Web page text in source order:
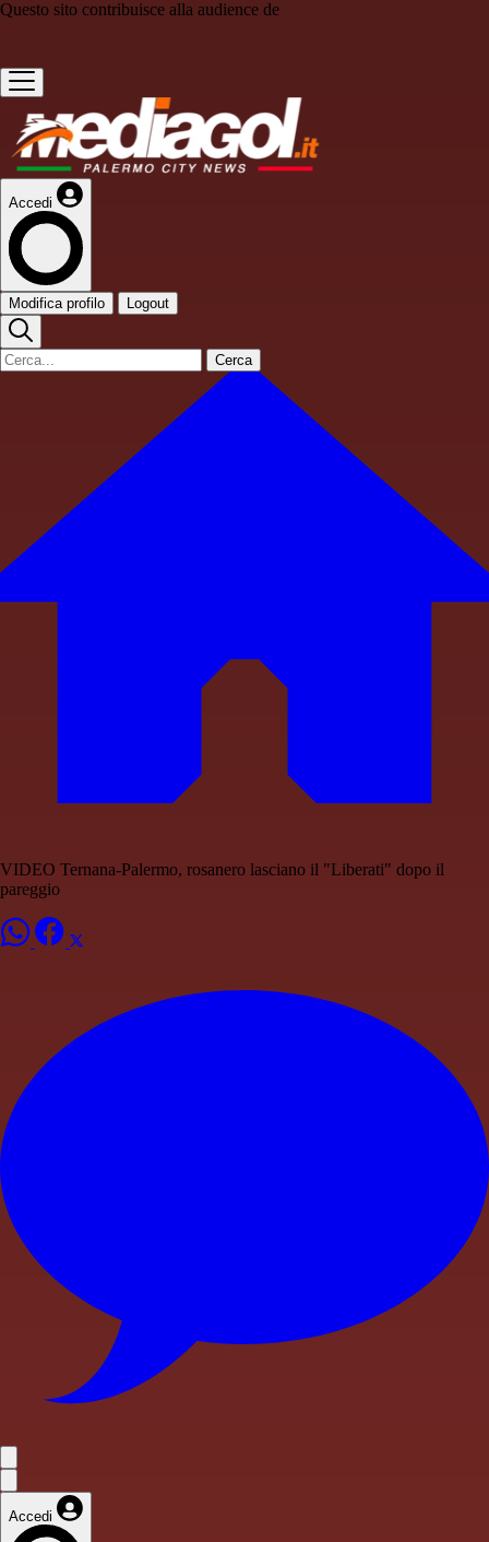
Questo sito contribuisce alla audience de
Accedi
Modifica profilo Logout
Cerca
VIDEO Ternana-Palermo, rosanero lasciano il "Liberati" dopo il
pareggio
Accedi